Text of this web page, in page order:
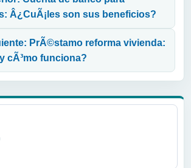
Â¿CuÃ¡les son sus beneficios?
PrÃ©stamo reforma vivienda:
cÃ³mo funciona?